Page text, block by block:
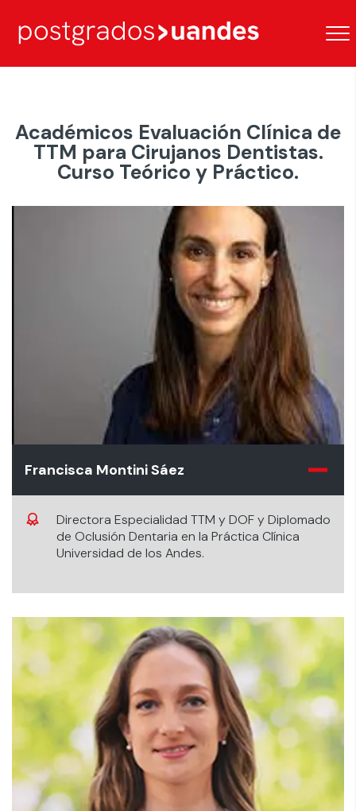
Académicos Evaluación Clínica de
TTM para Cirujanos Dentistas.
Curso Teórico y Práctico.
Francisca Montini Sáez
Directora Especialidad TTM y DOF y Diplomado
de Oclusión Dentaria en la Práctica Clínica
Universidad de los Andes.